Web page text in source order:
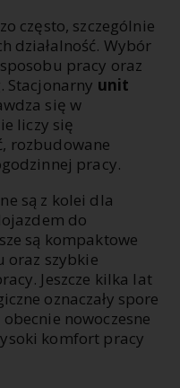
często, szczególnie
działalność. Wybór
pracy oraz
Stacjonarny unit
się w
liczy się
rozbudowane
pracy.
są z kolei dla
do
są kompaktowe
oraz szybkie
Jeszcze kilka lat
oznaczały spore
nowoczesne
komfort pracy